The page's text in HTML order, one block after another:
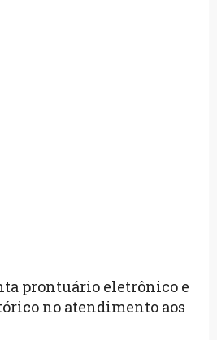
prontuário eletrônico e
no atendimento aos